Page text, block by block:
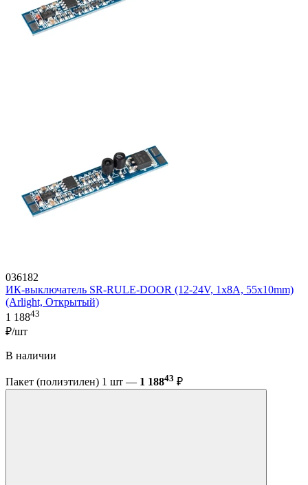
036182
ИК-выключатель SR-RULE-DOOR (12-24V, 1x8A, 55x10mm)
(Arlight, Открытый)
1 18843
₽/шт
В наличии
Пакет (полиэтилен) 1 шт — 1 18843 ₽